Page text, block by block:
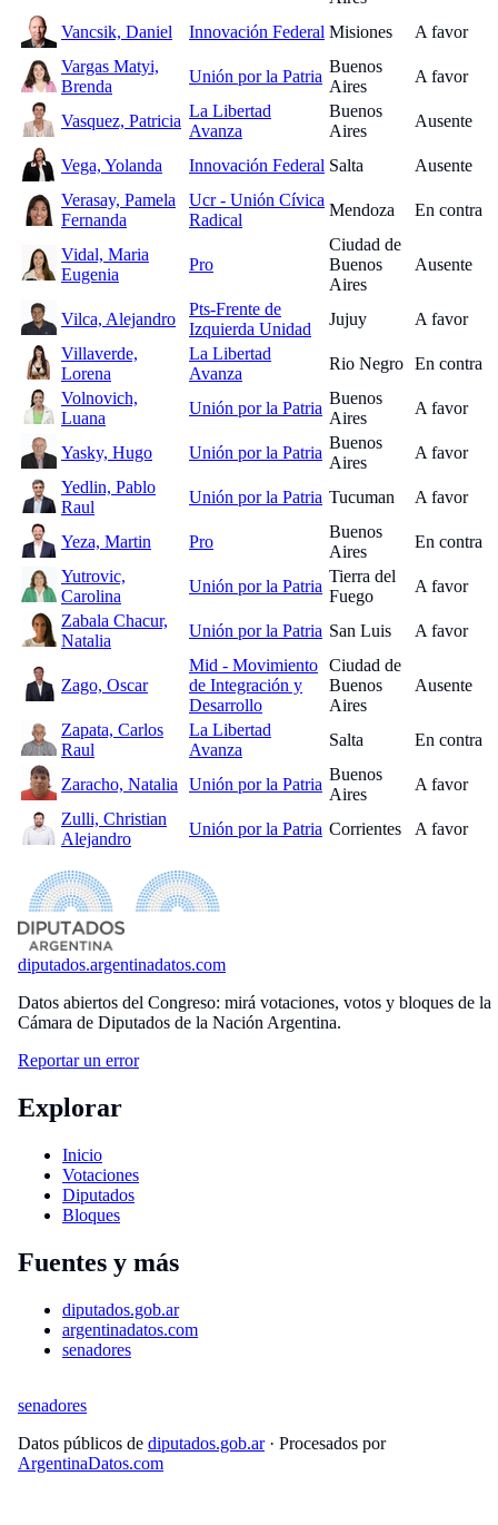
Vancsik, Daniel Innovación Federal Misiones
A favor
Vargas Matyi,
Brenda
Unión por la Patria
Buenos
Aires
A favor
Vasquez, Patricia
La Libertad
Avanza
Buenos
Aires
Ausente
Vega, Yolanda Innovación Federal Salta
Ausente
Verasay, Pamela
Fernanda
Ucr - Unión Cívica
Radical
Mendoza En contra
Vidal, Maria
Eugenia
Pro
Ciudad de
Buenos
Aires
Ausente
Vilca, Alejandro
Pts-Frente de
Izquierda Unidad
Jujuy
A favor
Villaverde,
Lorena
La Libertad
Avanza
Rio Negro En contra
Volnovich,
Luana
Unión por la Patria
Buenos
Aires
A favor
Yasky, Hugo Unión por la Patria
Buenos
Aires
A favor
Yedlin, Pablo
Raul
Unión por la Patria Tucuman A favor
Yeza, Martin Pro
Buenos
Aires
En contra
Yutrovic,
Carolina
Unión por la Patria
Tierra del
Fuego
A favor
Zabala Chacur,
Natalia
Unión por la Patria San Luis A favor
Zago, Oscar
Mid - Movimiento
de Integración y
Desarrollo
Ciudad de
Buenos
Aires
Ausente
Zapata, Carlos
Raul
La Libertad
Avanza
Salta En contra
Zaracho, Natalia Unión por la Patria
Buenos
Aires
A favor
Zulli, Christian
Alejandro
Unión por la Patria Corrientes A favor
diputados.argentinadatos.com
Datos abiertos del Congreso: mirá votaciones, votos y bloques de la
Cámara de Diputados de la Nación Argentina.
Reportar un error
Explorar
Inicio
Votaciones
Diputados
Bloques
Fuentes y más
diputados.gob.ar
argentinadatos.com
senadores
senadores
Datos públicos de diputados.gob.ar· Procesados por
ArgentinaDatos.com